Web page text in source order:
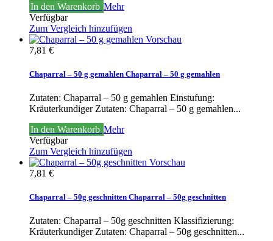
In den Warenkorb Mehr
Verfügbar
Zum Vergleich hinzufügen
Vorschau
7,81 €
Chaparral – 50 g gemahlen Chaparral – 50 g gemahlen
Zutaten: Chaparral – 50 g gemahlen Einstufung:
Kräuterkundiger Zutaten: Chaparral – 50 g gemahlen...
In den Warenkorb Mehr
Verfügbar
Zum Vergleich hinzufügen
Vorschau
7,81 €
Chaparral – 50g geschnitten Chaparral – 50g geschnitten
Zutaten: Chaparral – 50g geschnitten Klassifizierung:
Kräuterkundiger Zutaten: Chaparral – 50g geschnitten...